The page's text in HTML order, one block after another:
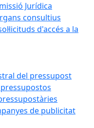
Jurídica
consultius
d'accés a la
del pressupost
de publicitat